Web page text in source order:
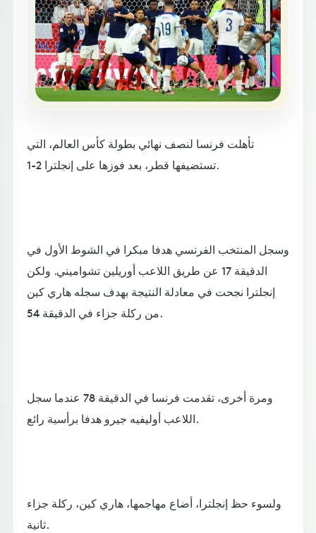
تأهلت فرنسا لنصف نهائي بطولة كأس العالم، التي
تستضيفها قطر، بعد فوزها على إنجلترا 2-1.
وسجل المنتخب الفرنسي هدفا مبكرا في الشوط الأول في
الدقيقة 17 عن طريق اللاعب أوريلين تشواميني. ولكن
إنجلترا نجحت في معادلة النتيجة بهدف سجله هاري كين
من ركلة جزاء في الدقيقة 54.
ومرة أخرى، تقدمت فرنسا في الدقيقة 78 عندما سجل
اللاعب أوليفيه جيرو هدفا برأسية رائع.
ولسوء حظ إنجلترا، أضاع مهاجمها، هاري كين، ركلة جزاء
ثانية.